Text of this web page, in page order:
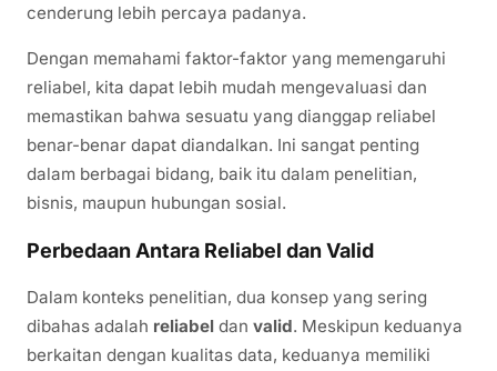
cenderung lebih percaya padanya.
Dengan memahami faktor-faktor yang memengaruhi
reliabel, kita dapat lebih mudah mengevaluasi dan
memastikan bahwa sesuatu yang dianggap reliabel
benar-benar dapat diandalkan. Ini sangat penting
dalam berbagai bidang, baik itu dalam penelitian,
bisnis, maupun hubungan sosial.
Perbedaan Antara Reliabel dan Valid
Dalam konteks penelitian, dua konsep yang sering
dibahas adalah reliabel dan valid. Meskipun keduanya
berkaitan dengan kualitas data, keduanya memiliki